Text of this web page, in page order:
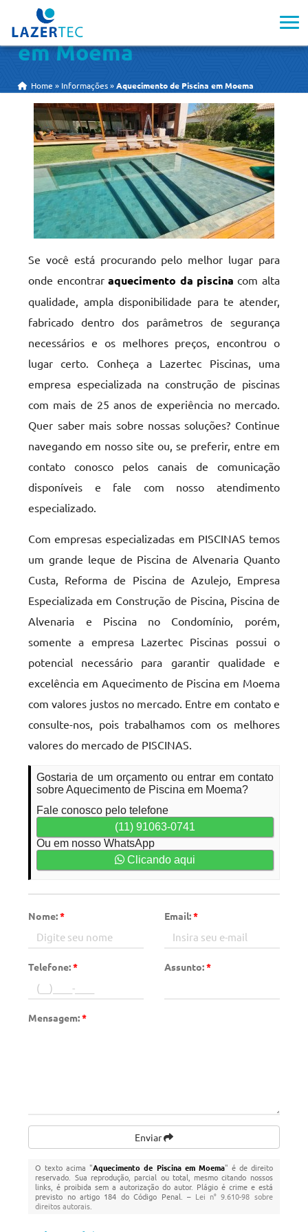
Aquecimento de Piscina
em Moema
Home » Informações »Aquecimento de Piscina em Moema
Se você está procurando pelo melhor lugar para
onde encontraraquecimento da piscina com alta
qualidade, ampla disponibilidade para te atender,
fabricado dentro dos parâmetros de segurança
necessários e os melhores preços, encontrou o
lugar certo. Conheça a Lazertec Piscinas, uma
empresa especializada na construção de piscinas
com mais de 25 anos de experiência no mercado.
Quer saber mais sobre nossas soluções? Continue
navegando em nosso site ou, se preferir, entre em
contato conosco pelos canais de comunicação
disponíveis e fale com nosso atendimento
especializado.
Com empresas especializadas em PISCINAS temos
um grande leque de Piscina de Alvenaria Quanto
Custa, Reforma de Piscina de Azulejo, Empresa
Especializada em Construção de Piscina, Piscina de
Alvenaria e Piscina no Condomínio, porém,
somente a empresa Lazertec Piscinas possui o
potencial necessário para garantir qualidade e
excelência em Aquecimento de Piscina em Moema
com valores justos no mercado. Entre em contato e
consulte-nos, pois trabalhamos com os melhores
valores do mercado de PISCINAS.
Gostaria de um orçamento ou entrar em contato
sobre Aquecimento de Piscina em Moema?
Fale conosco pelo telefone
(11) 91063-0741
Ou em nosso WhatsApp
Clicando aqui
Nome:* Email:*
Telefone:* Assunto:*
Mensagem:*
Enviar
O texto acima "Aquecimento de Piscina em Moema" é de direito
reservado. Sua reprodução, parcial ou total, mesmo citando nossos
links, é proibida sem a autorização do autor. Plágio é crime e está
previsto no artigo 184 do Código Penal. – Lei n° 9.610-98 sobre
direitos autorais